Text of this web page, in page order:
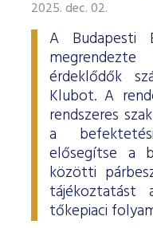
ESG Útmutató
2025. dec. 02.
A Budapesti
érdeklődők
Klubot. A
rendszeres
a
elősegítse a
közötti
tájékoztatást
tőkepiaci